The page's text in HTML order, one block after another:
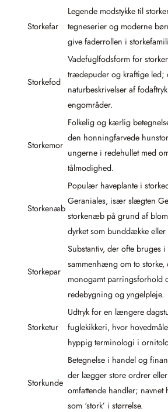
Storkefar
Legende modstykke til
tegneserier og moderne
give faderrollen i
Storkefod
Vadefuglfodsform for
trædepuder og kraftige led;
naturbeskrivelser af
engområder.
Storkemor
Folkelig og kærlig
den honningfarvede
ungerne i redehullet med
tålmodighed.
Storkenæb
Populær haveplante i
Geraniales, især slægten
storkenæb på grund af
dyrket som bunddække eller
Storkepar
Substantiv, der ofte bruges
sammenhæng om to
monogamt parringsforhold
redebygning og yngelpleje.
Storketur
Udtryk for en længere
fuglekikkeri, hvor
hyppig terminologi i
Storkunde
Betegnelse i handel og
der lægger store ordrer
omfattende handler; navnet
som ‘stork’ i størrelse.